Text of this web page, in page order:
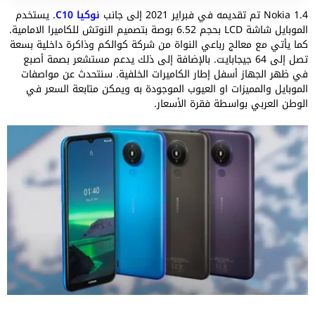
Nokia 1.4 تم تقديمه في فبراير 2021 إلى جانب نوكيا C10 . يستخدم
الموبايل شاشة LCD بحجم 6.52 بوصة بتصميم النوتش للكاميرا الامامية.
كما يأتي مع معالج رباعي النواة من شركة كوالكم وذاكرة داخلية بسعة
تصل إلى 64 جيجابايت. بالإضافة إلى ذلك يدعم مستشعر بصمة أصبع
في ظهر الجهاز أسفل إطار الكاميرات الخلفية. سنتحدث عن مواصفات
الموبايل والمميزات او العيوب الموجودة به ويمكن متابعة السعر في
الوطن العربي بواسطة فقرة الأسعار.